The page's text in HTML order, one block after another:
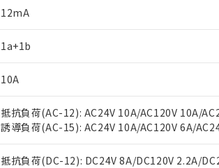
12mA
1a+1b
10A
抵抗負荷(AC-12): AC24V 10A/AC120V 10A/
誘導負荷(AC-15): AC24V 10A/AC120V 6A/
抵抗負荷(DC-12): DC24V 8A/DC120V 2.2A/
ご利用条件
以下の条件をお読みいただき、同意のうえご
本サービスは、当社制御機器事業取
くものです。
当社制御機器事業取扱商品の中には、
在庫状況および標準価格照会結果は、
のであり、閲覧された時点での実際の
対応予定なし：EU RoHS指令（10物質）の
調査・確認中：EU RoHS指令（10物質）の
非該当品：ライセンス料など無形物で、有
仕入先様の事情により、非含有部品として
があります。
鉛(Pb) 1000ppm以下、 水銀(Hg) 1000ppm以下、 カド
六価クロム(Cr(Ⅵ)) 1000ppm以下、ポリ臭化ビフェニル
フタル酸ビス(2-エチルヘキシル) (DEHP)(別名：DOP)
ル（DBP） 1000ppm以下、フタル酸ジイソブチル
但し、RoHS指令で産業用監視および制御機器に対する適
「○」：最大均質材料含有率が中国RoHSの
「×」：最大均質材料含有率が中国RoHS
「－」：未確認です。当社販売部門へお問
*中国RoHS10物質の基準値 (GB/T26572)：
Pb(鉛) :1000ppm、 Hg(水銀) : 1000ppm、 Cd(カドミウ
Cr(Ⅵ)(六価クロム) : 1000ppm、 PBBs(ポリ臭化ビフェ
当社は、これら貴社製品のうち、外国
う）を輸出または国外への提供する
などの必要な手続きをとります。
ます。
記
号
説明